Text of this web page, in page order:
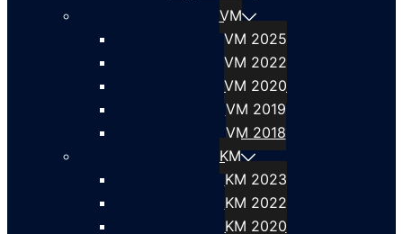
VM
VM 2025
VM 2022
VM 2020
VM 2019
VM 2018
KM
KM 2023
KM 2022
KM 2020